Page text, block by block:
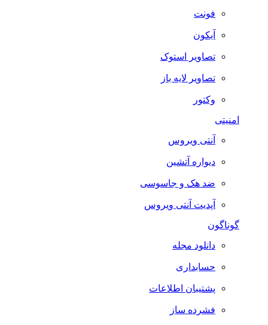
فونت
آیکون
تصاویر استوک
تصاویر لایه باز
وکتور
امنیتی
آنتی ویروس
دیواره آتشین
ضد هک و جاسوسی
آپدیت آنتی ویروس
گوناگون
دانلود مجله
حسابداری
پشتیبان اطلاعات
فشرده ساز